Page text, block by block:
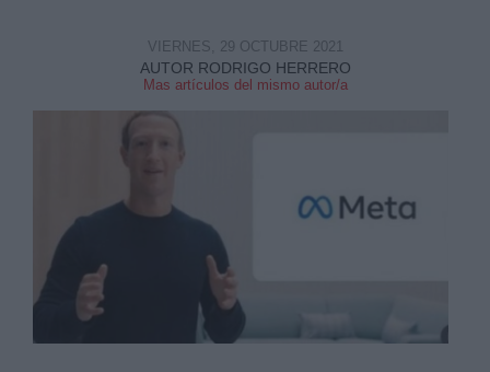
AUTOR RODRIGO HERRERO
Mas artículos del mismo autor/a
VIERNES, 29 OCTUBRE 2021